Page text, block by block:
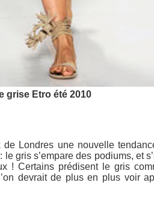
grise Etro été 2010
Londres une nouvelle
gris s’empare des podiums, et
! Certains prédisent le gris
devrait de plus en plus voir